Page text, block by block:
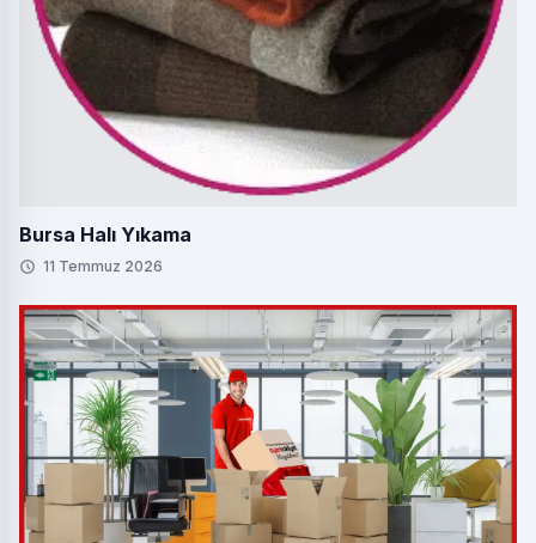
Bursa Halı Yıkama
11 Temmuz 2026